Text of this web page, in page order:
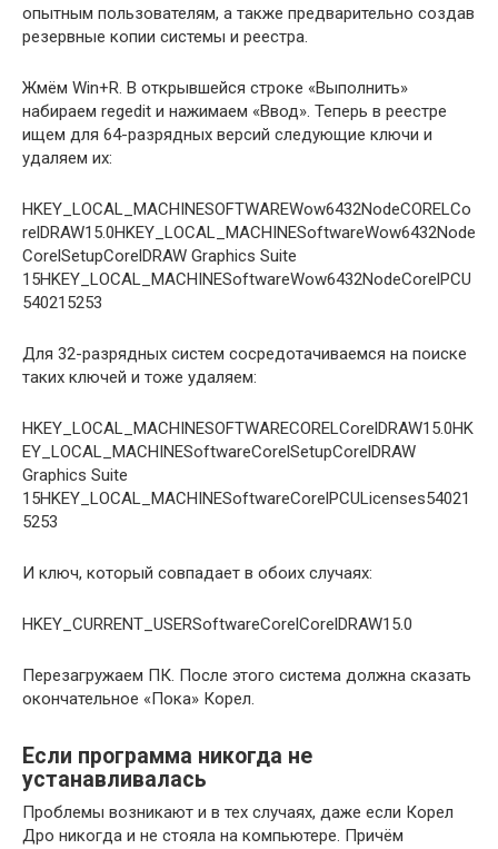
опытным пользователям, а также предварительно создав
резервные копии системы и реестра.
Жмём Win+R. В открывшейся строке «Выполнить»
набираем regedit и нажимаем «Ввод». Теперь в реестре
ищем для 64-разрядных версий следующие ключи и
удаляем их:
HKEY_LOCAL_MACHINESOFTWAREWow6432NodeCORELCo
relDRAW15.0HKEY_LOCAL_MACHINESoftwareWow6432Node
CorelSetupCorelDRAW Graphics Suite
15HKEY_LOCAL_MACHINESoftwareWow6432NodeCorelPCU
540215253
Для 32-разрядных систем сосредотачиваемся на поиске
таких ключей и тоже удаляем:
HKEY_LOCAL_MACHINESOFTWARECORELCorelDRAW15.0HK
EY_LOCAL_MACHINESoftwareCorelSetupCorelDRAW
Graphics Suite
15HKEY_LOCAL_MACHINESoftwareCorelPCULicenses54021
5253
И ключ, который совпадает в обоих случаях:
HKEY_CURRENT_USERSoftwareCorelCorelDRAW15.0
Перезагружаем ПК. После этого система должна сказать
окончательное «Пока» Корел.
Если программа никогда не
устанавливалась
Проблемы возникают и в тех случаях, даже если Корел
Дро никогда и не стояла на компьютере. Причём